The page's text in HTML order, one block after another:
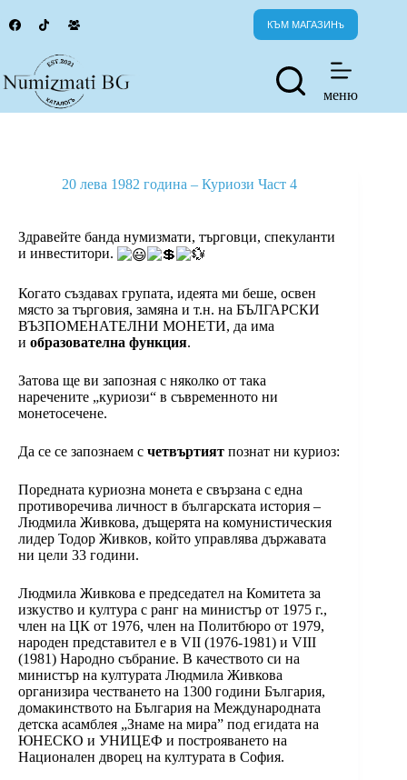
to
КЪМ МАГАЗИНъ
меню
20 лева 1982 година – Куриози Част 4
Здравейте банда нумизмати, търговци, спекуланти
и инвеститори.
Когато създавах групата, идеята ми беше, освен
място за търговия, замяна и т.н. на БЪЛГАРСКИ
ВЪЗПОМЕНАТЕЛНИ МОНЕТИ, да има
и образователна функция.
Затова ще ви запозная с няколко от така
наречените „куриози“ в съвременното ни
монетосечене.
Да се се запознаем с четвъртият познат ни куриоз:
Поредната куриозна монета е свързана с една
противоречива личност в българската история –
Людмила Живкова, дъщерята на комунистическия
лидер Тодор Живков, който управлява държавата
ни цели 33 години.
Людмила Живкова е председател на Комитета за
изкуство и култура с ранг на министър от 1975 г.,
член на ЦК от 1976, член на Политбюро от 1979,
народен представител е в VII (1976-1981) и VIII
(1981) Народно събрание. В качеството си на
министър на културата Людмила Живкова
организира честването на 1300 години България,
домакинството на България на Международната
детска асамблея „Знаме на мира” под егидата на
ЮНЕСКО и УНИЦЕФ и построяването на
Национален дворец на културата в София.